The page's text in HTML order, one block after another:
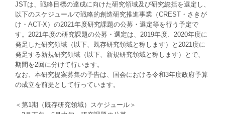
JSTは、戦略目標の達成に向けた研究領域及び研究総括を選定し、
以下のスケジュールで戦略的創造研究推進事業（CREST・さきが
け・ACT-X）の2021年度研究課題の公募・選定等を行う予定で
す。2021年度の研究課題の公募・選定は、2019年度、2020年度に
発足した研究領域（以下、既存研究領域と称します）と2021度に
発足する新規研究領域（以下、新規研究領域と称します）とで、
期間を2回に分けて行います。
なお、本研究提案募集の予告は、国会における令和3年度政府予算
の成立を前提として行っています。
＜第1期（既存研究領域）スケジュール＞